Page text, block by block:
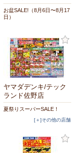
お盆SALE!（8月6日〜8月17
日）
ヤマダデンキ/テック
ランド佐野店
夏祭りスーパーSALE！
[＋]その他の店舗